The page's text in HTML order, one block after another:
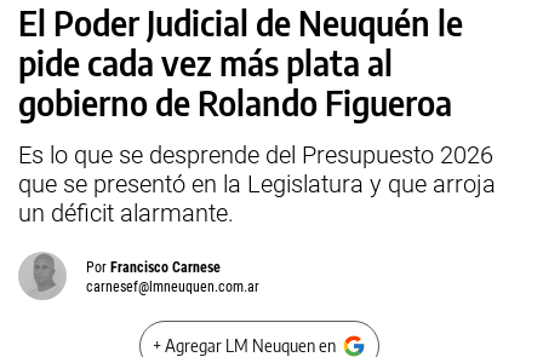
El Poder Judicial de Neuquén le
pide cada vez más plata al
gobierno de Rolando Figueroa
Es lo que se desprende del Presupuesto 2026
que se presentó en la Legislatura y que arroja
un déficit alarmante.
Por Francisco Carnese
carnesef@lmneuquen.com.ar
+ Agregar LM Neuquen en